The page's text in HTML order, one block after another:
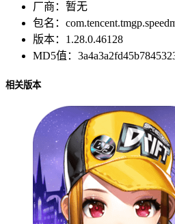
厂商： 暂无
包名：
版本： 1.28.0.46128
MD5值：
相关版本